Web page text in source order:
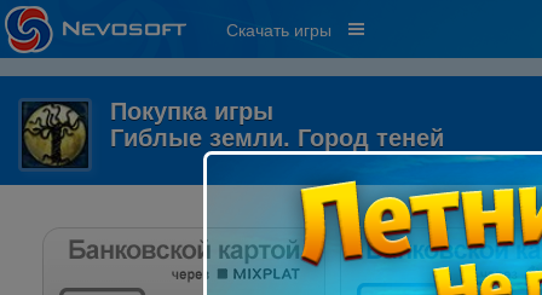
Скачать игры
Покупка игры
Гиблые земли. Город теней